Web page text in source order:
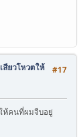
#17
สียวโหวตให้
ห้คนที่ผมจีบอยู่